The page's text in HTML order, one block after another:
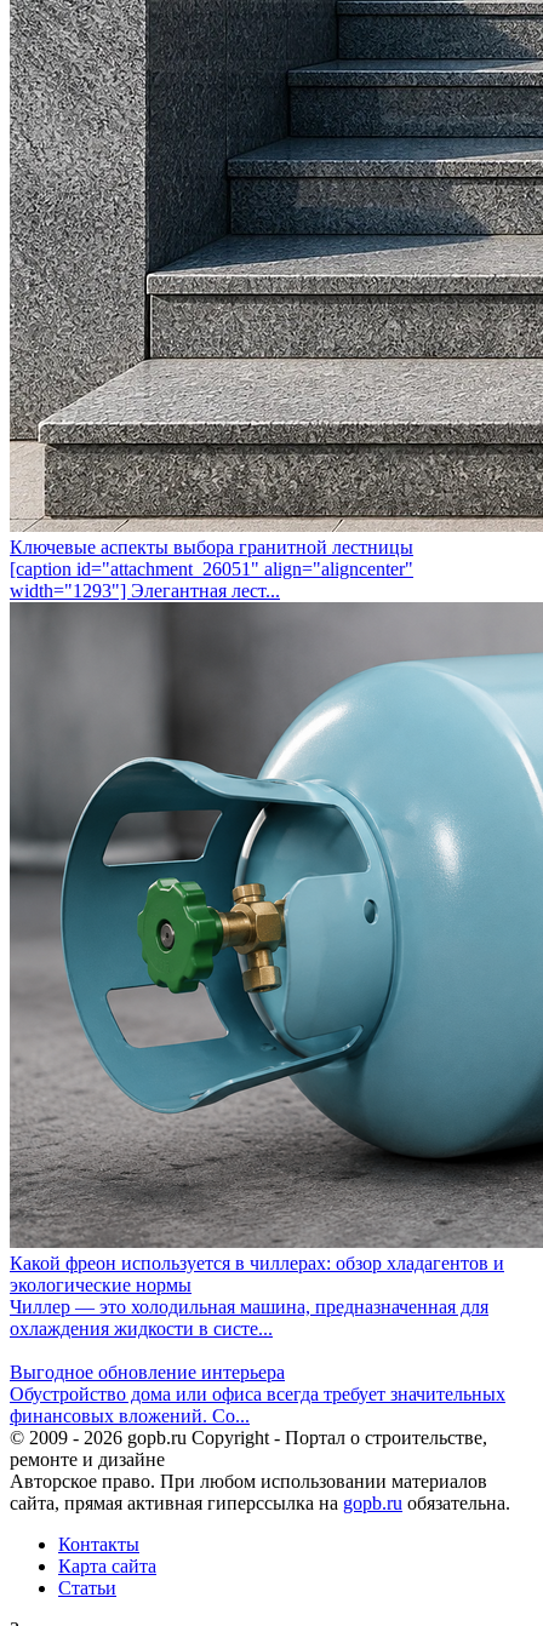
Ключевые аспекты выбора гранитной лестницы
[caption id="attachment_26051" align="aligncenter"
width="1293"] Элегантная лест...
Какой фреон используется в чиллерах: обзор хладагентов и
экологические нормы
Чиллер — это холодильная машина, предназначенная для
охлаждения жидкости в систе...
Выгодное обновление интерьера
Обустройство дома или офиса всегда требует значительных
финансовых вложений. Со...
© 2009 - 2026 gopb.ru Copyright - Портал о строительстве,
ремонте и дизайне
Авторское право. При любом использовании материалов
сайта, прямая активная гиперссылка на gopb.ru обязательна.
Контакты
Карта сайта
Статьи